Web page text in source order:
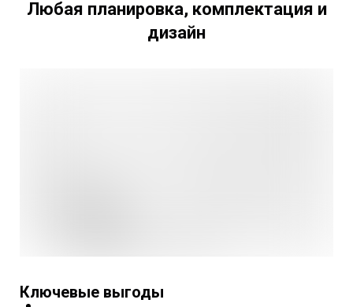
Любая планировка, комплектация и
дизайн
Ключевые выгоды